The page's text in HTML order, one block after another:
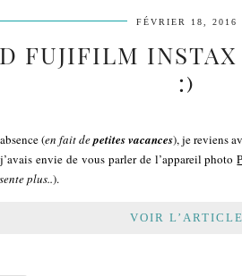
FÉVRIER 18, 2016
FUJIFILM
:)
(en fait depetites vacances), je reviens
envie de vous parler de l’appareil photo
plus..).
VOIR L’ARTICLE